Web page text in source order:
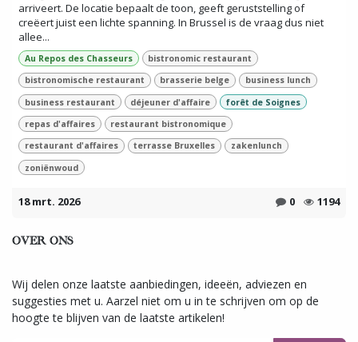
arriveert. De locatie bepaalt de toon, geeft geruststelling of
creëert juist een lichte spanning. In Brussel is de vraag dus niet
allee...
Au Repos des Chasseurs
bistronomic restaurant
bistronomische restaurant
brasserie belge
business lunch
business restaurant
déjeuner d'affaire
forêt de Soignes
repas d'affaires
restaurant bistronomique
restaurant d'affaires
terrasse Bruxelles
zakenlunch
zoniënwoud
18 mrt. 2026 0 1194
OVER ONS
Wij delen onze laatste aanbiedingen, ideeën, adviezen en
suggesties met u. Aarzel niet om u in te schrijven om op de
hoogte te blijven van de laatste artikelen!